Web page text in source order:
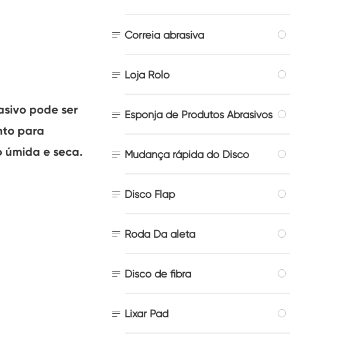
pode ser
para
e seca.
 Correia abrasiva
 Loja Rolo
 Esponja de Produtos Abrasivos
 Mudança rápida do Disco
 Disco Flap
 Roda Da aleta
 Disco de fibra
 Lixar Pad